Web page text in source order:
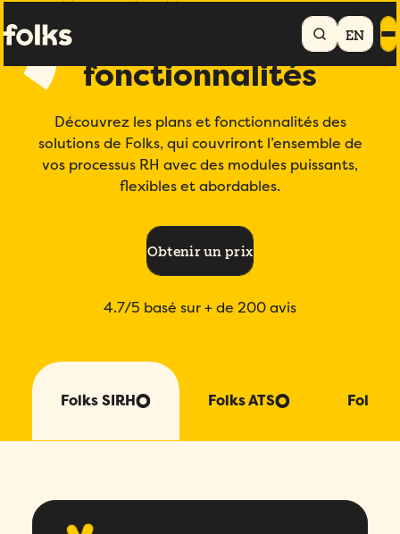
EN
AccueilPlans et fonctionnalités
fonctionnalités
Découvrez les plans et fonctionnalités des
solutions de Folks, qui couvriront l’ensemble de
vos processus RH avec des modules puissants,
flexibles et abordables.
Obtenir un prix
4.7/5 basé sur + de 200 avis
Folks SIRH Folks ATS Folks